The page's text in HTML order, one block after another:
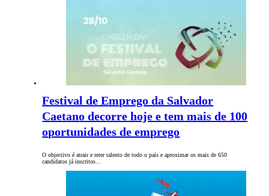
Festival de Emprego da Salvador
Caetano decorre hoje e tem mais de 100
oportunidades de emprego
O objectivo é atrair e reter talento de todo o país e aproximar os mais de 650
candidatos já inscritos…